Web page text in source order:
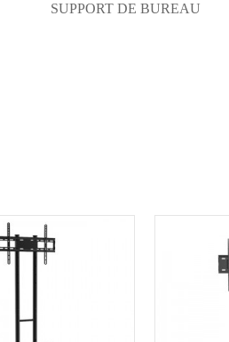
SUPPORT DE BUREAU